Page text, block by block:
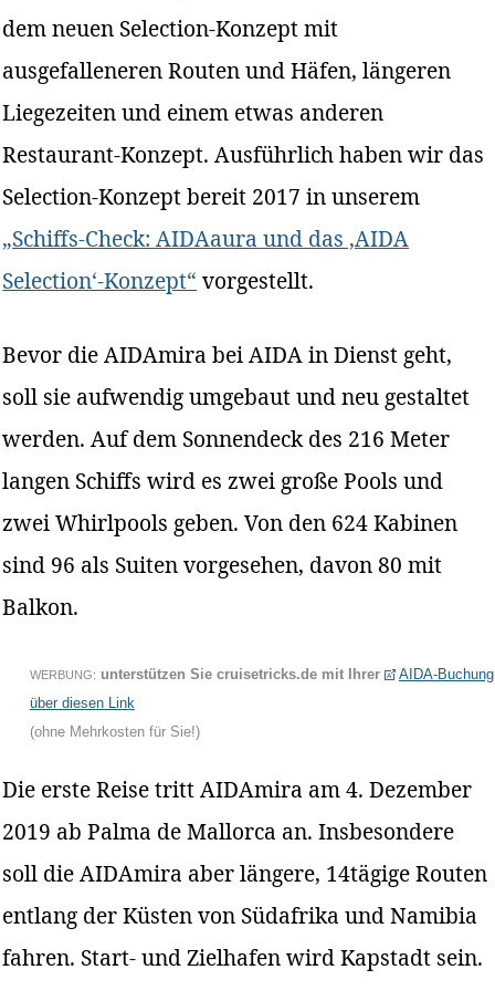
dem neuen Selection-Konzept mit
ausgefalleneren Routen und Häfen, längeren
Liegezeiten und einem etwas anderen
Restaurant-Konzept. Ausführlich haben wir das
Selection-Konzept bereit 2017 in unserem
„Schiffs-Check: AIDAaura und das ‚AIDA
Selection‘-Konzept“ vorgestellt.
Bevor die AIDAmira bei AIDA in Dienst geht,
soll sie aufwendig umgebaut und neu gestaltet
werden. Auf dem Sonnendeck des 216 Meter
langen Schiffs wird es zwei große Pools und
zwei Whirlpools geben. Von den 624 Kabinen
sind 96 als Suiten vorgesehen, davon 80 mit
Balkon.
WERBUNG: unterstützen Sie cruisetricks.de mit Ihrer
AIDA-Buchung
über diesen Link
(ohne Mehrkosten für Sie!)
Die erste Reise tritt AIDAmira am 4. Dezember
2019 ab Palma de Mallorca an. Insbesondere
soll die AIDAmira aber längere, 14tägige Routen
entlang der Küsten von Südafrika und Namibia
fahren. Start- und Zielhafen wird Kapstadt sein.